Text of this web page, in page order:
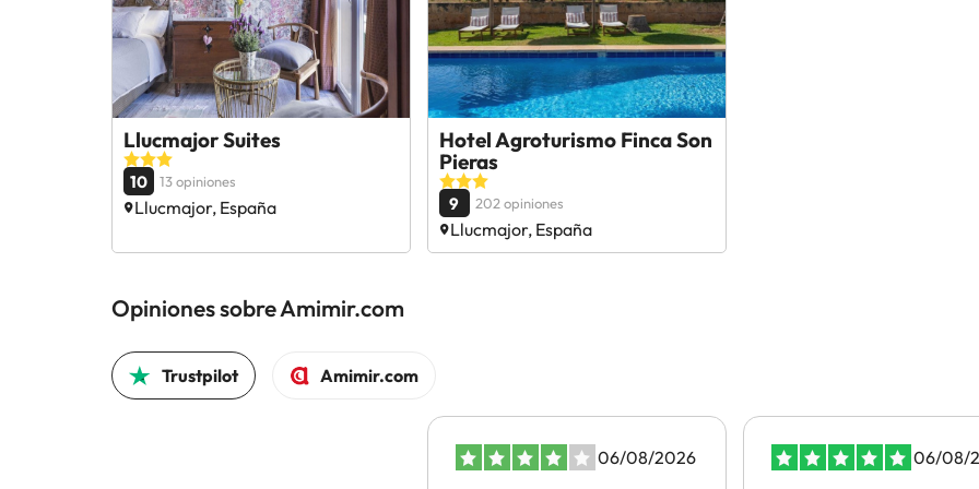
Llucmajor Suites
10 13 opiniones
Llucmajor, España
Hotel Agroturismo Finca Son
Pieras
9 202 opiniones
Llucmajor, España
Opiniones sobre Amimir.com
Trustpilot Amimir.com
06/08/2026 06/08/